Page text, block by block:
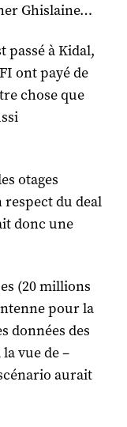
Ghislaine…
passé à Kidal,
ont payé de
chose que
otages
du deal
donc une
(20 millions
pour la
données des
vue de –
aurait